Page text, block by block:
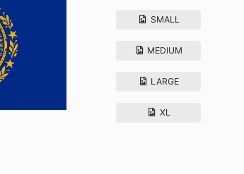
SMALL
MEDIUM
LARGE
XL